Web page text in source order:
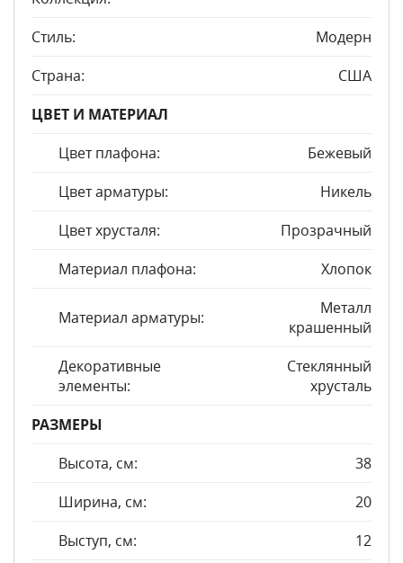
Стиль:
Модерн
Страна:
США
ЦВЕТ И МАТЕРИАЛ
Цвет плафона:
Бежевый
Цвет арматуры:
Никель
Цвет хрусталя:
Прозрачный
Материал плафона:
Хлопок
Материал арматуры:
Металл
крашенный
Декоративные
элементы:
Стеклянный
хрусталь
РАЗМЕРЫ
Высота, см:
38
Ширина, см:
20
Выступ, см:
12